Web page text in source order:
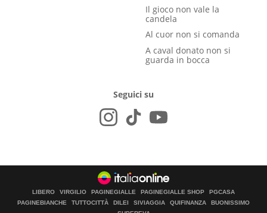
Il gioco non vale la
candela
Al cuor non si comanda
A caval donato non si
guarda in bocca
Seguici su
LIBERO VIRGILIO PAGINEGIALLE PAGINEGIALLE SHOP
PGCASA
PAGINEBIANCHE
TUTTOCITTÀ DILEI SIVIAGGIA QUIFINANZA
BUONISSIMO